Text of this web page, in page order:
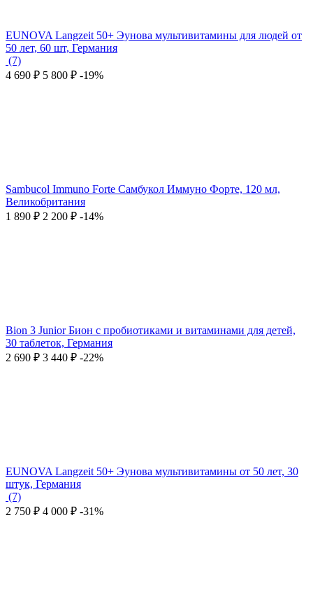
EUNOVA Langzeit 50+ Эунова мультивитамины для людей от
50 лет, 60 шт, Германия
(7)
4 690 ₽ 5 800 ₽ -19%
Sambucol Immuno Forte Самбукол Иммуно Форте, 120 мл,
Великобритания
1 890 ₽ 2 200 ₽ -14%
Bion 3 Junior Бион с пробиотиками и витаминами для детей,
30 таблеток, Германия
2 690 ₽ 3 440 ₽ -22%
EUNOVA Langzeit 50+ Эунова мультивитамины от 50 лет, 30
штук, Германия
(7)
2 750 ₽ 4 000 ₽ -31%